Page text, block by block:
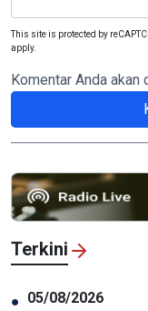
This site is protected by
apply.
Komentar Anda
Terkini
● 05/08/2026